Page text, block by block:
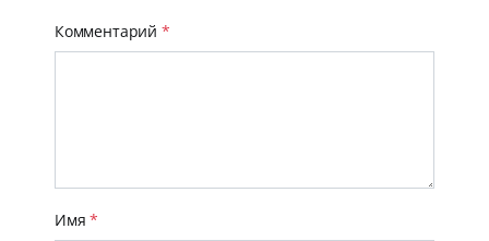
Комментарий *
Имя*